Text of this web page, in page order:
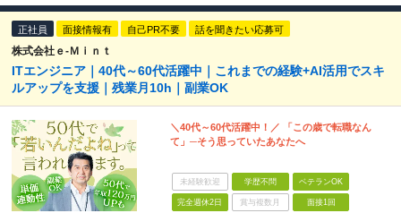
正社員 面接情報有 自己PR不要 話を聞きたい応募可
株式会社ｅ‐Ｍｉｎｔ
ITエンジニア｜40代～60代活躍中｜これまでの経験+AI活用でスキ
ルアップを支援｜残業月10h｜副業OK
＼40代～60代活躍中！／ 「この歳で転職なん
て」─そう思っていたあなたへ
未経験歓迎 学歴不問 ベテランOK
完全週休2日 賞与複数月 面接1回